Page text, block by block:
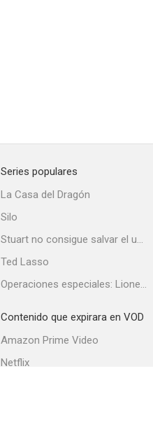
Series populares
La Casa del Dragón
Silo
Stuart no consigue salvar el universo
Ted Lasso
Operaciones especiales: Lioness
Contenido que expirara en VOD
Amazon Prime Video
Netflix